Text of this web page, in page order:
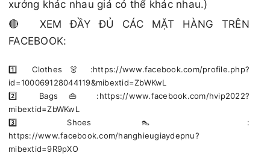
xưởng khác nhau giá có thể khác nhau.)
🔴 XEM ĐẦY ĐỦ CÁC MẶT HÀNG TRÊN
FACEBOOK:
1️⃣ Clothes 👗 :https://www.facebook.com/profile.php?
id=100069128044119&mibextid=ZbWKwL
2️⃣ Bags 👜 :https://www.facebook.com/hvip2022?
mibextid=ZbWKwL
3️⃣ Shoes 👠 :
https://www.facebook.com/hanghieugiaydepnu?
mibextid=9R9pXO